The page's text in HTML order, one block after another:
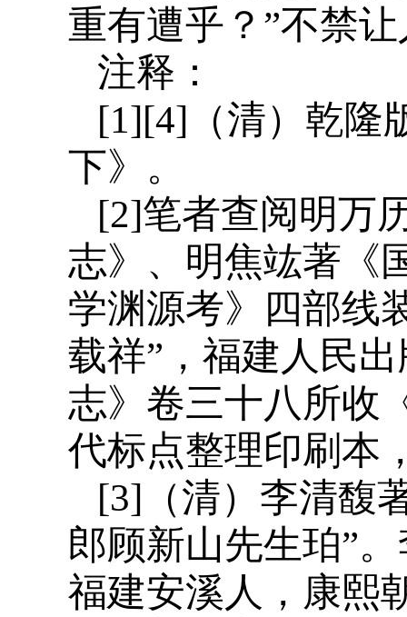
重有遭乎？”不禁
注释：
[1][4]（清）乾隆
下》。
[2]笔者查阅明万
志》、明焦竑著《
学渊源考》四部线
载祥”，福建人民
志》卷三十八所收
代标点整理印刷本
[3]（清）李清馥
郎顾新山先生珀”
福建安溪人，康熙